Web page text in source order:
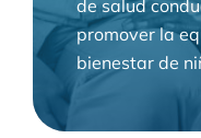
de salud
promover la
bienestar de